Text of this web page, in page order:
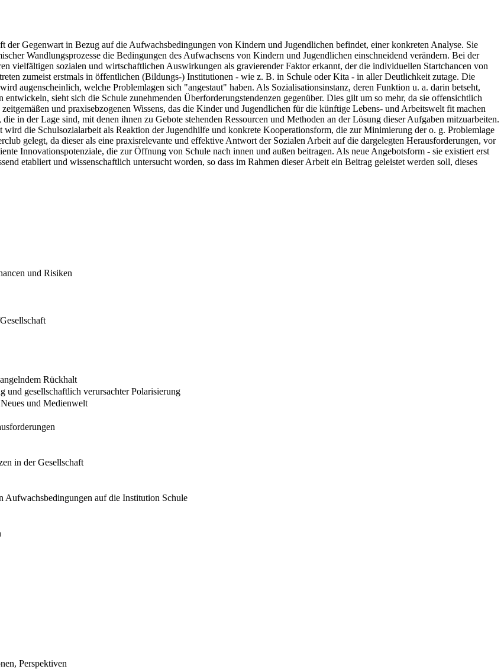
der Gegenwart in Bezug auf die Aufwachsbedingungen von Kindern und Jugendlichen befindet, einer konkreten Analyse. Sie
Wandlungsprozesse die Bedingungen des Aufwachsens von Kindern und Jugendlichen einschneidend verändern. Bei der
vielfältigen sozialen und wirtschaftlichen Auswirkungen als gravierender Faktor erkannt, der die individuellen Startchancen von
zumeist erstmals in öffentlichen (Bildungs-) Institutionen - wie z. B. in Schule oder Kita - in aller Deutlichkeit zutage. Die
augenscheinlich, welche Problemlagen sich "angestaut" haben. Als Sozialisationsinstanz, deren Funktion u. a. darin betseht,
sieht sich die Schule zunehmenden Überforderungstendenzen gegenüber. Dies gilt um so mehr, da sie offensichtlich
und praxisebzogenen Wissens, das die Kinder und Jugendlichen für die künftige Lebens- und Arbeitswelt fit machen
in der Lage sind, mit denen ihnen zu Gebote stehenden Ressourcen und Methoden an der Lösung dieser Aufgaben mitzuarbeiten.
die Schulsozialarbeit als Reaktion der Jugendhilfe und konkrete Kooperationsform, die zur Minimierung der o. g. Problemlage
gelegt, da dieser als eine praxisrelevante und effektive Antwort der Sozialen Arbeit auf die dargelegten Herausforderungen, vor
Innovationspotenziale, die zur Öffnung von Schule nach innen und außen beitragen. Als neue Angebotsform - sie existiert erst
etabliert und wissenschaftlich untersucht worden, so dass im Rahmen dieser Arbeit ein Beitrag geleistet werden soll, dieses
und Risiken
Rückhalt
und gesellschaftlich verursachter Polarisierung
und Medienwelt
in der Gesellschaft
Aufwachsbedingungen auf die Institution Schule
Perspektiven